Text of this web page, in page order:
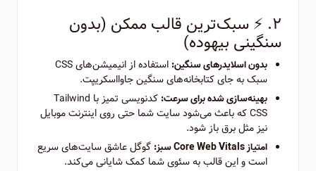
۲. ⚡ سبک‌ترین قالب ممکن (بدون
سنگینی بیهوده)
بدون اسلایدرهای سنگین:
استفاده از انیمیشن‌های CSS
سبک به جای کتابخانه‌های سنگین جاوااسکریپت.
بهینه‌سازی شده برای سرعت:
کدنویسی تمیز با Tailwind
CSS که باعث می‌شود سایت شما حتی روی اینترنت موبایل
نیز مثل برق باز شود.
امتیاز Core Web Vitals سبز:
گوگل عاشق سایت‌های سریع
است و این قالب به سئوی شما کمک شایانی می‌کند.